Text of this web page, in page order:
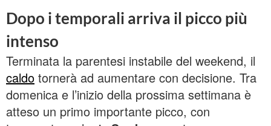
Dopo i temporali arriva il picco più
intenso
Terminata la parentesi instabile del weekend, il
caldo tornerà ad aumentare con decisione. Tra
domenica e l’inizio della prossima settimana è
atteso un primo importante picco, con